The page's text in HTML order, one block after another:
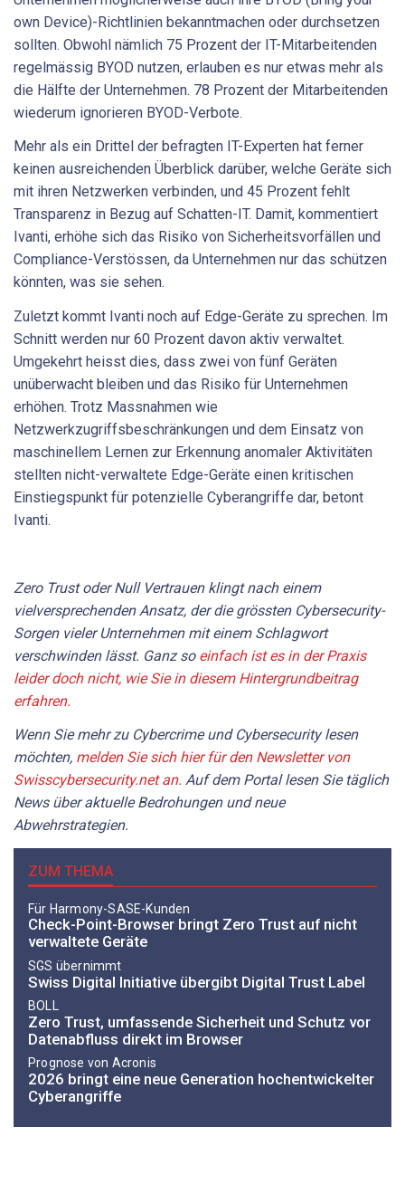
own Device)-Richtlinien bekanntmachen oder durchsetzen
sollten. Obwohl nämlich 75 Prozent der IT-Mitarbeitenden
regelmässig BYOD nutzen, erlauben es nur etwas mehr als
die Hälfte der Unternehmen. 78 Prozent der Mitarbeitenden
wiederum ignorieren BYOD-Verbote.
Mehr als ein Drittel der befragten IT-Experten hat ferner
keinen ausreichenden Überblick darüber, welche Geräte sich
mit ihren Netzwerken verbinden, und 45 Prozent fehlt
Transparenz in Bezug auf Schatten-IT. Damit, kommentiert
Ivanti, erhöhe sich das Risiko von Sicherheitsvorfällen und
Compliance-Verstössen, da Unternehmen nur das schützen
könnten, was sie sehen.
Zuletzt kommt Ivanti noch auf Edge-Geräte zu sprechen. Im
Schnitt werden nur 60 Prozent davon aktiv verwaltet.
Umgekehrt heisst dies, dass zwei von fünf Geräten
unüberwacht bleiben und das Risiko für Unternehmen
erhöhen. Trotz Massnahmen wie
Netzwerkzugriffsbeschränkungen und dem Einsatz von
maschinellem Lernen zur Erkennung anomaler Aktivitäten
stellten nicht-verwaltete Edge-Geräte einen kritischen
Einstiegspunkt für potenzielle Cyberangriffe dar, betont
Ivanti.
Zero Trust oder Null Vertrauen klingt nach einem
vielversprechenden Ansatz, der die grössten Cybersecurity-
Sorgen vieler Unternehmen mit einem Schlagwort
verschwinden lässt. Ganz so einfach ist es in der Praxis
leider doch nicht, wie Sie in diesem Hintergrundbeitrag
erfahren.
Wenn Sie mehr zu Cybercrime und Cybersecurity lesen
möchten, melden Sie sich hier für den Newsletter von
Swisscybersecurity.net an. Auf dem Portal lesen Sie täglich
News über aktuelle Bedrohungen und neue
Abwehrstrategien.
ZUM THEMA
Für Harmony-SASE-Kunden
Check-Point-Browser bringt Zero Trust auf nicht
verwaltete Geräte
SGS übernimmt
Swiss Digital Initiative übergibt Digital Trust Label
BOLL
Zero Trust, umfassende Sicherheit und Schutz vor
Datenabfluss direkt im Browser
Prognose von Acronis
2026 bringt eine neue Generation hochentwickelter
Cyberangriffe